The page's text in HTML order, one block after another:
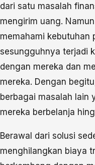
dari satu masalah
mengirim uang.
memahami kebutuhan
sesungguhnya terjadi
dengan mereka dan
mereka. Dengan
berbagai masalah lain
mereka berbelanja
Berawal dari solusi
menghilangkan biaya